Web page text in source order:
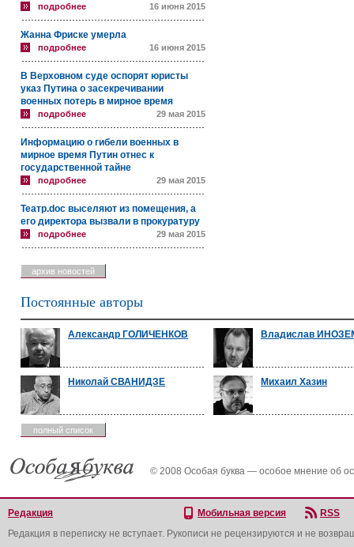
подробнее 16 июня 2015
Жанна Фриске умерла
подробнее 16 июня 2015
В Верховном суде оспорят юристы
указ Путина о засекречивании
военных потерь в мирное время
подробнее 29 мая 2015
Информацию о гибели военных в
мирное время Путин отнес к
государственной тайне
подробнее 29 мая 2015
Театр.doc выселяют из помещения, а
его директора вызвали в прокуратуру
подробнее 29 мая 2015
архив новостей
Постоянные авторы
Александр ГОЛИЧЕНКОВ Владислав
Николай СВАНИДЗЕ Михаил Хазин
полный список
© 2008 Особая буква — особое мнение об
Редакция Мобильная версия
RSS
Редакция в переписку не вступает. Рукописи не рецензируются и не